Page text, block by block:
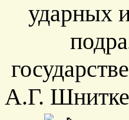
ударных
А.Г.